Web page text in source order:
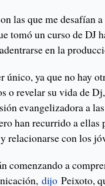
las que me desafían
tomó un curso de DJ
en la
único, ya que no hay
o revelar su vida de
evangelizadora a
han recurrido a ellas
relacionarse con los
comenzando a
dijo Peixoto,